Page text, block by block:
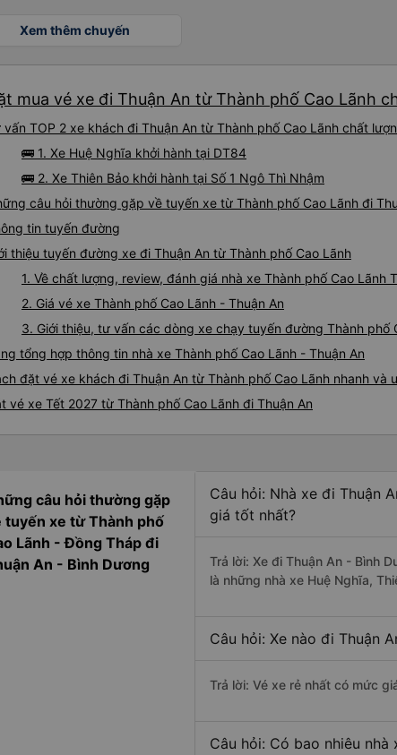
Xem thêm chuyến
mua vé xe đi Thuận An từ Thành phố Cao Lãnh
vấn TOP 2 xe khách đi Thuận An từ Thành phố Cao Lãnh chất
🚌 1. Xe Huệ Nghĩa khởi hành tại DT84
🚌 2. Xe Thiên Bảo khởi hành tại Số 1 Ngô Thì Nhậm
câu hỏi thường gặp về tuyến xe từ Thành phố Cao Lãnh đi
tin tuyến đường
thiệu tuyến đường xe đi Thuận An từ Thành phố Cao Lãnh
1. Về chất lượng, review, đánh giá nhà xe Thành phố Cao Lãnh
2. Giá vé xe Thành phố Cao Lãnh - Thuận An
3. Giới thiệu, tư vấn các dòng xe chạy tuyến đường Thành phố
tổng hợp thông tin nhà xe Thành phố Cao Lãnh - Thuận An
đặt vé xe khách đi Thuận An từ Thành phố Cao Lãnh nhanh và
vé xe Tết 2027 từ Thành phố Cao Lãnh đi Thuận An
câu hỏi thường gặp
tuyến xe từ Thành phố
Lãnh - Đồng Tháp đi
An - Bình Dương
Câu hỏi: Nhà xe đi Thuận
giá tốt nhất?
Trả lời: Xe đi Thuận An - Bình
là những nhà xe Huệ Nghĩa,
Câu hỏi: Xe nào đi Thuận
Trả lời: Vé xe rẻ nhất có mức
Câu hỏi: Có bao nhiêu